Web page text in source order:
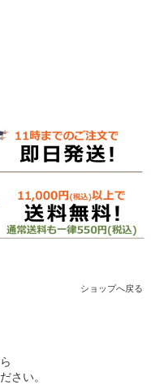
ショップへ戻る
さい。